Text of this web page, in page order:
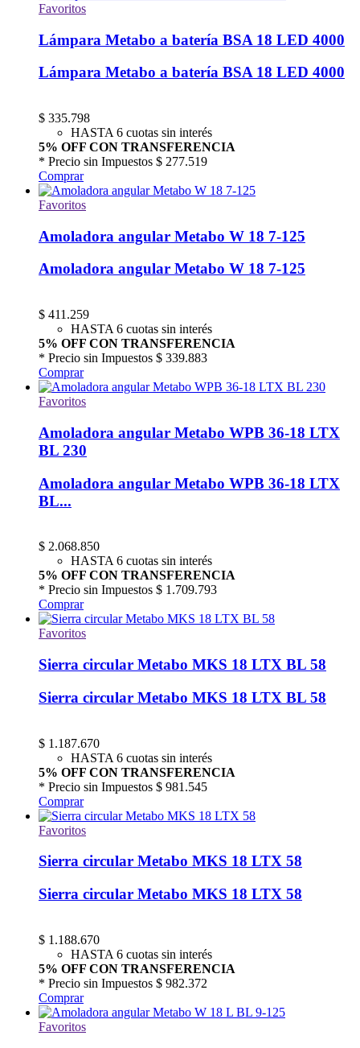
Favoritos
Lámpara Metabo a batería BSA 18 LED 4000
Lámpara Metabo a batería BSA 18 LED 4000
$ 335.798
HASTA 6 cuotas sin interés
5% OFF CON TRANSFERENCIA
* Precio sin Impuestos $ 277.519
Comprar
Favoritos
Amoladora angular Metabo W 18 7-125
Amoladora angular Metabo W 18 7-125
$ 411.259
HASTA 6 cuotas sin interés
5% OFF CON TRANSFERENCIA
* Precio sin Impuestos $ 339.883
Comprar
Favoritos
Amoladora angular Metabo WPB 36-18 LTX
BL 230
Amoladora angular Metabo WPB 36-18 LTX
BL...
$ 2.068.850
HASTA 6 cuotas sin interés
5% OFF CON TRANSFERENCIA
* Precio sin Impuestos $ 1.709.793
Comprar
Favoritos
Sierra circular Metabo MKS 18 LTX BL 58
Sierra circular Metabo MKS 18 LTX BL 58
$ 1.187.670
HASTA 6 cuotas sin interés
5% OFF CON TRANSFERENCIA
* Precio sin Impuestos $ 981.545
Comprar
Favoritos
Sierra circular Metabo MKS 18 LTX 58
Sierra circular Metabo MKS 18 LTX 58
$ 1.188.670
HASTA 6 cuotas sin interés
5% OFF CON TRANSFERENCIA
* Precio sin Impuestos $ 982.372
Comprar
Favoritos